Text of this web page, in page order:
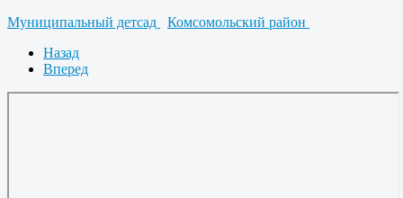
Муниципальный детсад
Комсомольский район
Назад
Вперед